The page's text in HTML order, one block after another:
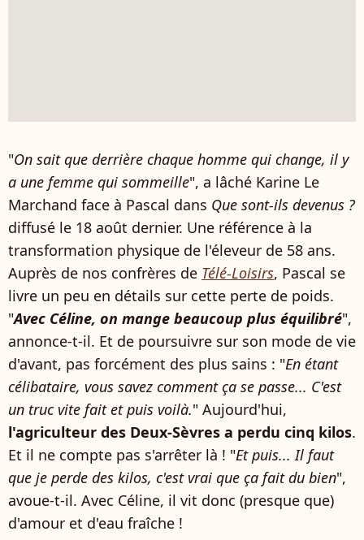
"On sait que derrière chaque homme qui change, il y
a une femme qui sommeille", a lâché Karine Le
Marchand face à Pascal dans Que sont-ils devenus ?
diffusé le 18 août dernier. Une référence à la
transformation physique de l'éleveur de 58 ans.
Auprès de nos confrères de Télé-Loisirs, Pascal se
livre un peu en détails sur cette perte de poids.
"Avec Céline, on mange beaucoup plus équilibré",
annonce-t-il. Et de poursuivre sur son mode de vie
d'avant, pas forcément des plus sains : "En étant
célibataire, vous savez comment ça se passe... C'est
un truc vite fait et puis voilà." Aujourd'hui,
l'agriculteur des Deux-Sèvres a perdu cinq kilos.
Et il ne compte pas s'arrêter là ! "Et puis... Il faut
que je perde des kilos, c'est vrai que ça fait du bien",
avoue-t-il. Avec Céline, il vit donc (presque que)
d'amour et d'eau fraîche !